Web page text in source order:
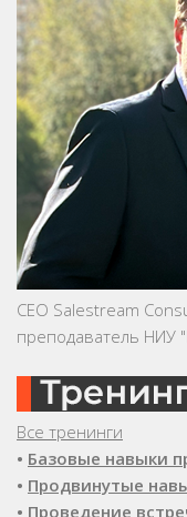
CEO Salestream
преподаватель НИУ
Все тренинги
• Базовые навыки
• Продвинутые
• Проведение